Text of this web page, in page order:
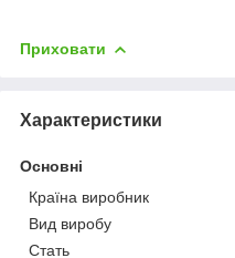
Приховати
Характеристики
Основні
Країна виробник
Вид виробу
Стать